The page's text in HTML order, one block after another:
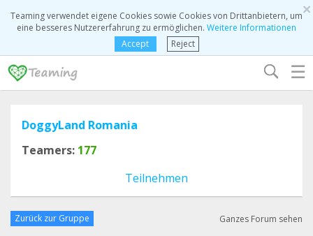
×
Teaming verwendet eigene Cookies sowie Cookies von Drittanbietern, um
eine besseres Nutzererfahrung zu ermöglichen. Weitere Informationen
Accept
Reject
☰
DoggyLand Romania
Teamers: 177
Teilnehmen
Zurück zur Gruppe Ganzes Forum sehen